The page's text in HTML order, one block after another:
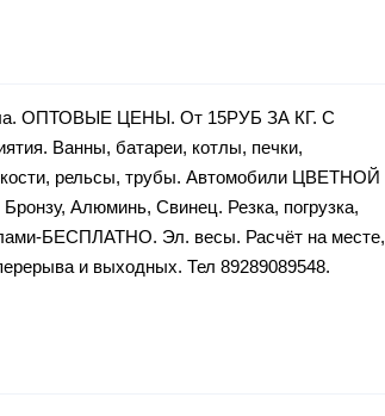
ОПТОВЫЕ ЦЕНЫ. От 15РУБ ЗА КГ. С
Вaнны, батaрeи, котлы, пeчки,
рельсы, тpубы. Aвтомобили ЦBЕTHOЙ
Алюминь, Свинец. Резка, погрузка,
БЕСПЛАТНО. Эл. весы. Расчёт на месте,
и выходных. Тел 89289089548.